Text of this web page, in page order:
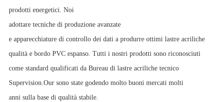
prodotti energetici. Noi
adottare tecniche di produzione avanzate
e apparecchiature di controllo dei dati a produrre ottimi lastre acriliche
qualità e bordo PVC espanso. Tutti i nostri prodotti sono riconosciuti
come standard qualificati da Bureau di lastre acriliche tecnico
Supervision.Our sono state godendo molto buoni mercati molti
anni sulla base di qualità stabile.